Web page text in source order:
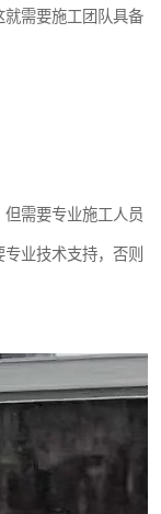
需要施工团队具备
需要专业施工人员
业技术支持，否则